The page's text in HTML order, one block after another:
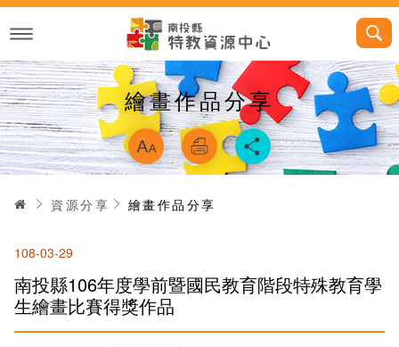
跳
主
內
容
繪畫作品分享 略過字型切換
首頁資源分享 繪畫作品分享
108-03-29
南投縣106年度學前暨國民教育階段特殊教育學
生繪畫比賽得獎作品